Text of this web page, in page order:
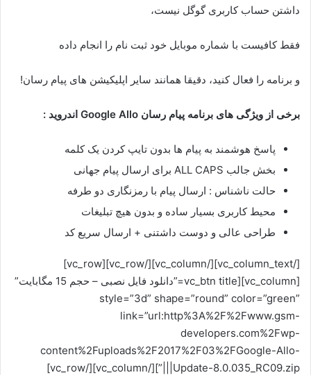
داشتن حساب کاربری گوگل نیست،
فقط کافیست با شماره موبایل خود ثبت نام را انجام داده
و برنامه را فعال کنید، دقیقا همانند سایر اپلیکیشن های پیام رسان!
برخی از ویژگی های برنامه پیام رسان Google Allo اندروید :
پاسخ هوشمند به پیام ها بدون تایپ کردن یک کلمه
بخش جالب ALL CAPS برای ارسال پیام جهانی
حالت ناشناس : ارسال پیام با رمزنگاری دو طرفه
محیط کاربری بسیار ساده و بدون هیچ تبلیغات
طراحی عالی و دوست داشتنی + ارسال سریع کد
[/vc_column_text][/vc_column][/vc_row][vc_row]
[vc_column][vc_btn title=”دانلود فایل نصبی – حجم 15 مگابایت”
style=”3d” shape=”round” color=”green”
link=”url:http%3A%2F%2Fwww.gsm-
developers.com%2Fwp-
content%2Fuploads%2F2017%2F03%2FGoogle-Allo-
Update-8.0.035_RC09.zip|||”][/vc_column][/vc_row]